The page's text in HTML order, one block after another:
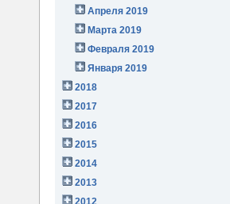
Апреля 2019
Марта 2019
Февраля 2019
Января 2019
2018
2017
2016
2015
2014
2013
2012